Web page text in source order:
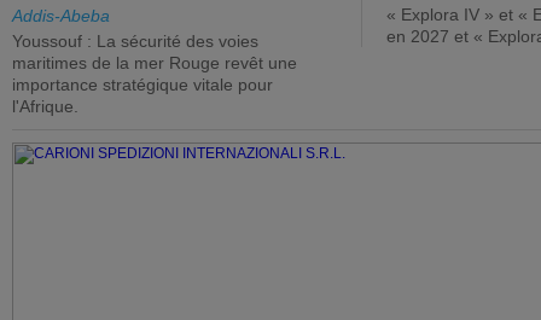
Addis-Abeba
Youssouf : La sécurité des voies
maritimes de la mer Rouge revêt une
importance stratégique vitale pour
l'Afrique.
« Explora IV » et «
en 2027 et «